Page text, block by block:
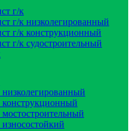
г/к
г/к низколегированный
г/к конструкционный
г/к судостроительный
конструкционный